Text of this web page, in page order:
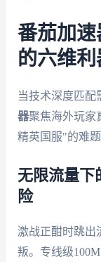
番茄加速
的六维利
当技术深度匹配
器聚焦海外玩家
精英国服"的难
无限流量下
险
激战正酣时跳出
叛。专线级